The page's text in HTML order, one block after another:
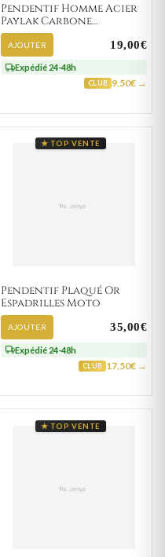
Pendentif Homme Acier
Paylak Carbone
Couleurs
AJOUTER 19,00€
Expédié 24-48h
CLUB 9,50€ →
★ TOP VENTE
Pendentif Plaqué Or
Espadrilles Moto
AJOUTER 35,00€
Expédié 24-48h
CLUB 17,50€ →
★ TOP VENTE